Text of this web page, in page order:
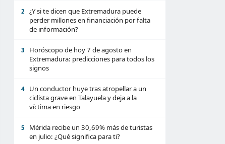
2
¿Y si te dicen que Extremadura puede
perder millones en financiación por falta
de información?
3
Horóscopo de hoy 7 de agosto en
Extremadura: predicciones para todos los
signos
4
Un conductor huye tras atropellar a un
ciclista grave en Talayuela y deja a la
víctima en riesgo
5
Mérida recibe un 30,69% más de turistas
en julio: ¿Qué significa para ti?